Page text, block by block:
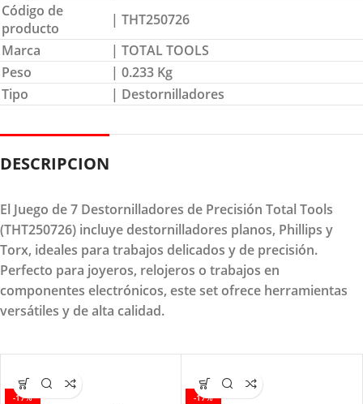
Código de
producto
| THT250726
Marca
| TOTAL TOOLS
Peso
| 0.233 Kg
Tipo
| Destornilladores
DESCRIPCION
El Juego de 7 Destornilladores de Precisión Total Tools
(THT250726) incluye destornilladores planos, Phillips y
Torx, ideales para trabajos delicados y de precisión.
Perfecto para joyeros, relojeros o trabajos en
componentes electrónicos, este set ofrece herramientas
versátiles y de alta calidad.
-17% -17%